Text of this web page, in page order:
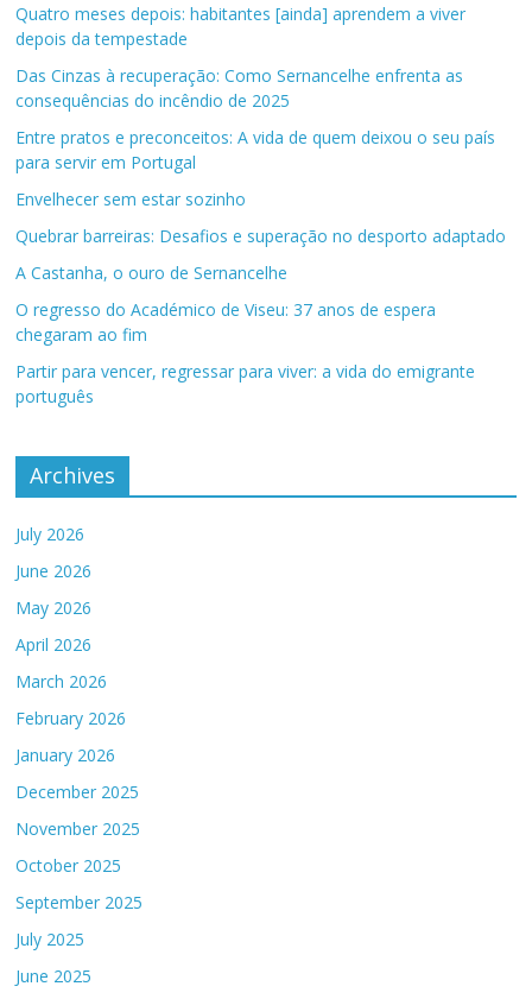
Quatro meses depois: habitantes [ainda] aprendem a viver
depois da tempestade
Das Cinzas à recuperação: Como Sernancelhe enfrenta as
consequências do incêndio de 2025
Entre pratos e preconceitos: A vida de quem deixou o seu país
para servir em Portugal
Envelhecer sem estar sozinho
Quebrar barreiras: Desafios e superação no desporto adaptado
A Castanha, o ouro de Sernancelhe
O regresso do Académico de Viseu: 37 anos de espera
chegaram ao fim
Partir para vencer, regressar para viver: a vida do emigrante
português
Archives
July 2026
June 2026
May 2026
April 2026
March 2026
February 2026
January 2026
December 2025
November 2025
October 2025
September 2025
July 2025
June 2025